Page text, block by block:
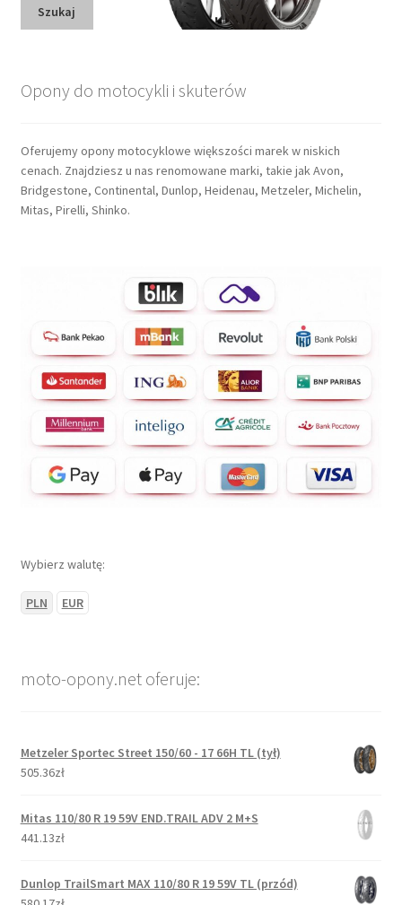
Szukaj
Opony do motocykli i skuterów
Oferujemy opony motocyklowe większości marek w niskich
cenach. Znajdziesz u nas renomowane marki, takie jak Avon,
Bridgestone, Continental, Dunlop, Heidenau, Metzeler, Michelin,
Mitas, Pirelli, Shinko.
Wybierz walutę:
PLN EUR
moto-opony.net oferuje:
Metzeler Sportec Street 150/60 - 17 66H TL (tył)
505.36zł
Mitas 110/80 R 19 59V END.TRAIL ADV 2 M+S
441.13zł
Dunlop TrailSmart MAX 110/80 R 19 59V TL (przód)